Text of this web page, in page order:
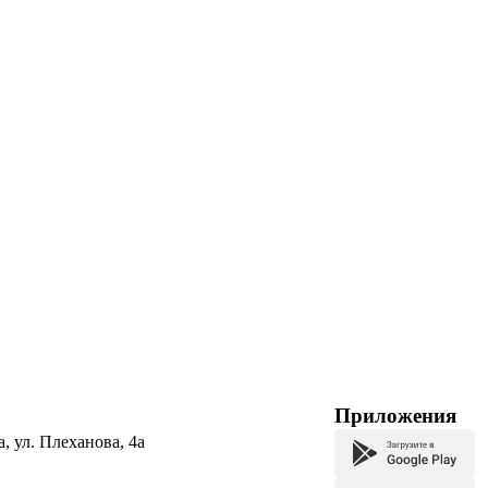
ул. Плеханова, 4а
Приложения